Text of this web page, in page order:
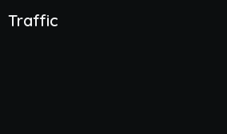
Traffic